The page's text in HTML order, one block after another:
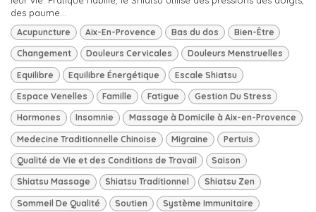
des paume...
Acupuncture Aix-En-Provence Bas du dos Bien-Être
Changement Douleurs Cervicales Douleurs Menstruelles
Equilibre Equilibre Énergétique Escale Shiatsu
Espace Venelles Famille Fatigue Gestion Du Stress
Hormones Insomnie Massage à Domicile à Aix-en-Provence
Medecine Traditionnelle Chinoise Migraine Pertuis
Qualité de Vie et des Conditions de Travail Saison
Shiatsu Massage Shiatsu Traditionnel Shiatsu Zen
Sommeil De Qualité Soutien Système Immunitaire